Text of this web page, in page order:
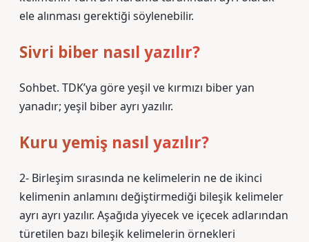
ele alınması gerektiği söylenebilir.
Sivri biber nasıl yazılır?
Sohbet. TDK’ya göre yeşil ve kırmızı biber yan
yanadır; yeşil biber ayrı yazılır.
Kuru yemiş nasıl yazılır?
2- Birleşim sırasında ne kelimelerin ne de ikinci
kelimenin anlamını değiştirmediği bileşik kelimeler
ayrı ayrı yazılır. Aşağıda yiyecek ve içecek adlarından
türetilen bazı bileşik kelimelerin örnekleri